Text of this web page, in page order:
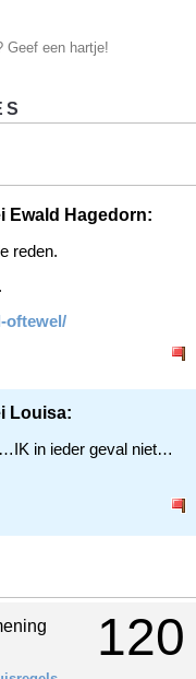
Geef een hartje!
Ewald Hagedorn:
reden.
oftewel/
Louisa:
in ieder geval niet…
120